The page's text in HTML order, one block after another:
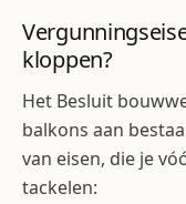
kloppen?
Het Besluit
balkons aan
van eisen, die je
tackelen: